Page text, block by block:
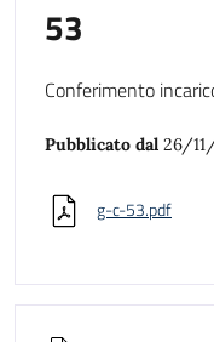
53
Conferimento
Pubblicato dal 26/
g-c-53.pdf